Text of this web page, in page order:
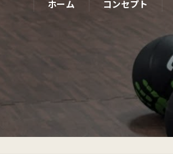
ホーム コンセプト